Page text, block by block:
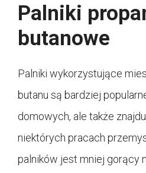
Palniki
butanowe
Palniki wykorzystujące
butanu są bardziej
domowych, ale także
niektórych pracach
palników jest mniej gorący